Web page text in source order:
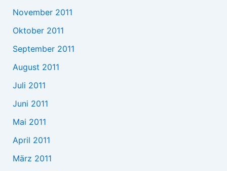
November 2011
Oktober 2011
September 2011
August 2011
Juli 2011
Juni 2011
Mai 2011
April 2011
März 2011